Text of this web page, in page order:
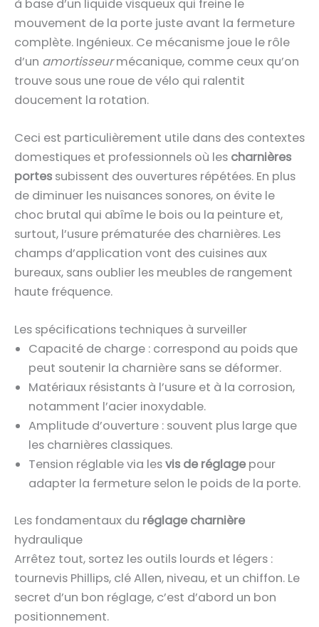
à base d’un liquide visqueux qui freine le
mouvement de la porte juste avant la fermeture
complète. Ingénieux. Ce mécanisme joue le rôle
d’un amortisseurmécanique, comme ceux qu’on
trouve sous une roue de vélo qui ralentit
doucement la rotation.
Ceci est particulièrement utile dans des contextes
domestiques et professionnels où les charnières
portes subissent des ouvertures répétées. En plus
de diminuer les nuisances sonores, on évite le
choc brutal qui abîme le bois ou la peinture et,
surtout, l’usure prématurée des charnières. Les
champs d’application vont des cuisines aux
bureaux, sans oublier les meubles de rangement
haute fréquence.
Les spécifications techniques à surveiller
Capacité de charge : correspond au poids que
peut soutenir la charnière sans se déformer.
Matériaux résistants à l’usure et à la corrosion,
notamment l’acier inoxydable.
Amplitude d’ouverture : souvent plus large que
les charnières classiques.
Tension réglable via lesvis de réglage pour
adapter la fermeture selon le poids de la porte.
Les fondamentaux du réglage charnière
hydraulique
Arrêtez tout, sortez les outils lourds et légers :
tournevis Phillips, clé Allen, niveau, et un chiffon. Le
secret d’un bon réglage, c’est d’abord un bon
positionnement.